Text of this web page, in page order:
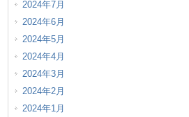
2024年7月
2024年6月
2024年5月
2024年4月
2024年3月
2024年2月
2024年1月